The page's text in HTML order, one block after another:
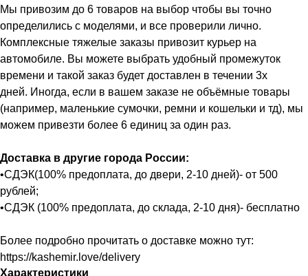
Мы привозим до 6 товаров на выбор чтобы вы точно
определились с моделями, и все проверили лично.
Комплексные тяжелые заказы привозит курьер на
автомобиле. Вы можете выбрать удобный промежуток
времени и такой заказ будет доставлен в течении 3х
дней. Иногда, если в вашем заказе не объёмные товары
(например, маленькие сумочки, ремни и кошельки и тд), мы
можем привезти более 6 единиц за один раз.
Доставка в другие города России:
•СДЭК(100% предоплата, до двери, 2-10 дней)- от 500
рублей;
•СДЭК (100% предоплата, до склада, 2-10 дня)- бесплатно
Более подробно прочитать о доставке можно тут:
https://kashemir.love/delivery
Характеристики